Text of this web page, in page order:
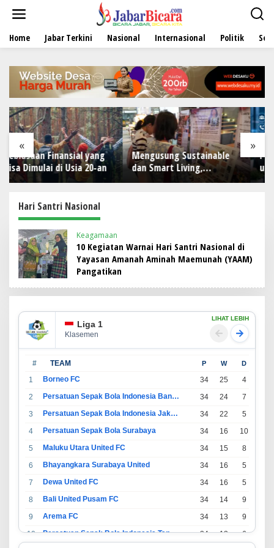
t
Home Jabar Terkini Nasional Internasional Politik
« »
an
Mengusung Sustainable
dan Smart Living,
NARALOKA 2026 Hadirkan
BINUS @Malang
Predictive Call Barantum
untuk Tingkatkan
Operasional
Hari Santri Nasional
Keagamaan
10 Kegiatan Warnai Hari Santri Nasional di
Yayasan Amanah Aminah Maemunah (YAAM)
Pangatikan
Liga 1
Klasemen
LIHAT LEBIH
# TEAM P W D
1 Borneo FC 34 25 4
2
Persatuan Sepak Bola Indonesia Bandung 34 24 7
3
Persatuan Sepak Bola Indonesia Jakarta 34 22 5
4
Persatuan Sepak Bola Surabaya 34 16 10
5
Maluku Utara United FC 34 15 8
6
Bhayangkara Surabaya United 34 16 5
7
Dewa United FC 34 16 5
8
Bali United Pusam FC 34 14 9
9
Arema FC 34 13 9
10
Persatuan Sepak Bola Indonesia Tangerang 34 13 6